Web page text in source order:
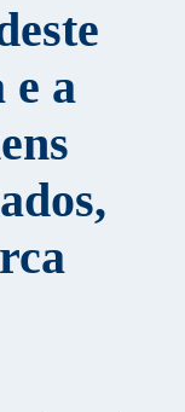
e a